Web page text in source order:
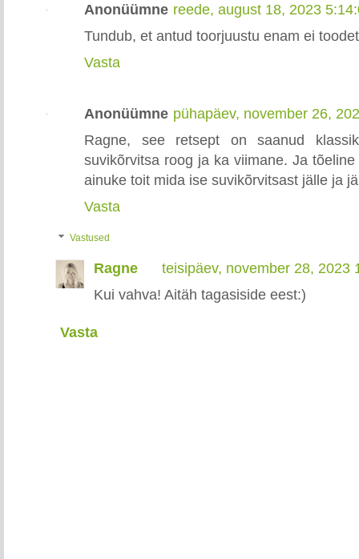
Anonüümne reede, august 18, 2023
Tundub, et antud toorjuustu enam ei
Vasta
Anonüümne pühapäev, november 26,
Ragne, see retsept on saanud
suvikõrvitsa roog ja ka viimane. Ja
ainuke toit mida ise suvikõrvitsast jälle ja
Vasta
Vastused
Ragne
teisipäev, november 28, 2023
Kui vahva! Aitäh tagasiside eest:)
Vasta